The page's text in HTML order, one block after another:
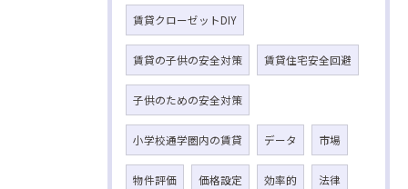
賃貸クローゼットDIY
賃貸の子供の安全対策 賃貸住宅安全回避
子供のための安全対策
小学校通学圏内の賃貸 データ 市場
物件評価 価格設定 効率的 法律